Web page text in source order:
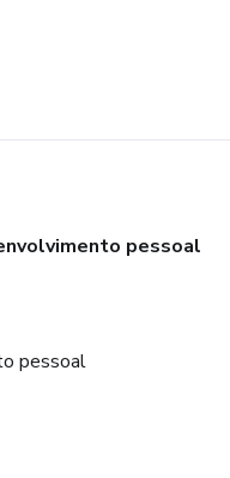
pessoal
pessoal